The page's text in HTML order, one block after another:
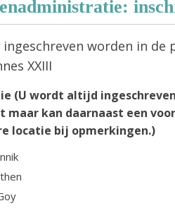
ingeschreven worden in de
XXIII
(U wordt altijd
maar kan daarnaast een
locatie bij opmerkingen.)